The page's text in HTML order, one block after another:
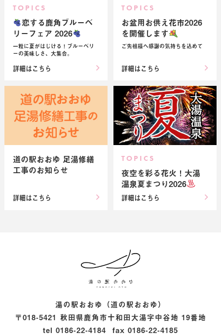
TOPICS
恋する鹿角ブルーベ
リーフェア 2026
一粒に夏がはじける！ブルーベリ
ーの美味しさ、大集合。
詳細はこちら
TOPICS
お盆用お供え花市2026
を開催します
ご先祖様へ感謝の気持ちを込めて
詳細はこちら
道の駅おおゆ 足湯修繕
工事のお知らせ
詳細はこちら
TOPICS
夜空を彩る花火！大湯
温泉夏まつり2026
詳細はこちら
湯の駅おおゆ（道の駅おおゆ）
〒018-5421 秋田県鹿角市十和田大湯字中谷地 19番地
tel0186-22-4184 fax 0186-22-4185